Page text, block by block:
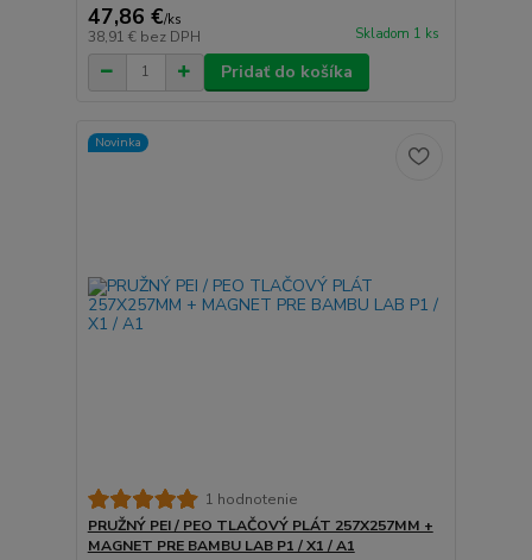
47,86 €/ks
38,91 € bez DPH Skladom 1 ks
Pridať do košíka
Novinka
1 hodnotenie
PRUŽNÝ PEI / PEO TLAČOVÝ PLÁT 257X257MM +
MAGNET PRE BAMBU LAB P1 / X1 / A1